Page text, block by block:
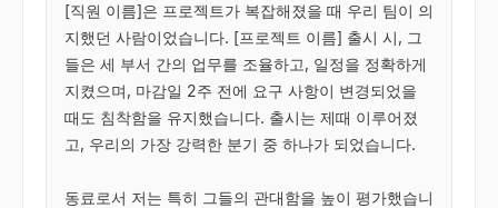
[직원 이름]은 프로젝트가 복잡해졌을 때 우리 팀이 의
지했던 사람이었습니다. [프로젝트 이름] 출시 시, 그
들은 세 부서 간의 업무를 조율하고, 일정을 정확하게
지켰으며, 마감일 2주 전에 요구 사항이 변경되었을
때도 침착함을 유지했습니다. 출시는 제때 이루어졌
고, 우리의 가장 강력한 분기 중 하나가 되었습니다.
동료로서 저는 특히 그들의 관대함을 높이 평가했습니